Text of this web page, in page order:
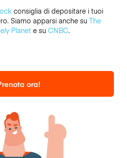
consiglia di depositare i tuoi
Siamo apparsi anche su The
Planete su CNBC.
ora!